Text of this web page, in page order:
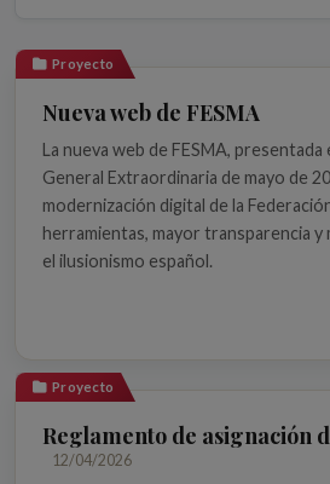
Proyecto
Nueva web de FESMA
La nueva web de FESMA, presentada
General Extraordinaria de mayo de
modernización digital de la
herramientas, mayor transparencia y
el ilusionismo español.
Proyecto
Reglamento de asignación
12/04/2026